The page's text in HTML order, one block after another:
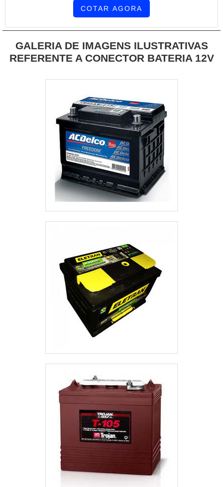
COTAR AGORA
GALERIA DE IMAGENS ILUSTRATIVAS
REFERENTE A CONECTOR BATERIA 12V